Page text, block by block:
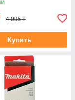
4 995 ₸
Купить